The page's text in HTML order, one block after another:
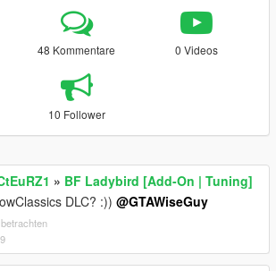
48 Kommentare 0 Videos
10 Follower
» BF Ladybird [Add-On | Tuning]
DLC? :)) @GTAWiseGuy